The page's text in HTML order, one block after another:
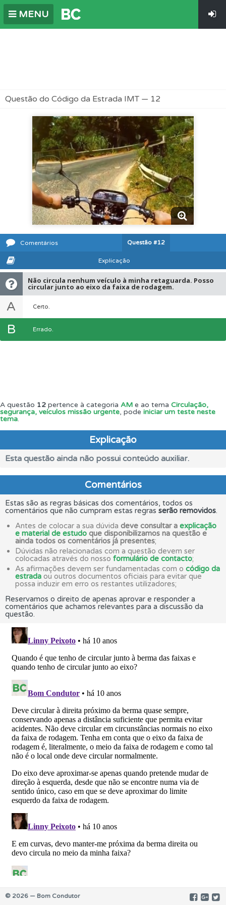
MENU
Questão do Código da Estrada IMT — 12
Comentários Questão #12
Explicação
Não circula nenhum veículo à minha retaguarda. Posso
circular junto ao eixo da faixa de rodagem.
A Certo.
B Errado.
A questão 12 pertence à categoria AM e ao tema Circulação,
segurança, veículos missão urgente, pode iniciar um teste neste
tema.
Explicação
Esta questão ainda não possui conteúdo auxiliar.
Comentários
Estas são as regras básicas dos comentários, todos os
comentários que não cumpram estas regras serão removidos.
Antes de colocar a sua dúvida deve consultar a explicação
e material de estudo que disponibilizamos na questão e
ainda todos os comentários já presentes;
Dúvidas não relacionadas com a questão devem ser
colocadas através do nosso formulário de contacto;
As afirmações devem ser fundamentadas com o código da
estrada ou outros documentos oficiais para evitar que
possa induzir em erro os restantes utilizadores;
Reservamos o direito de apenas aprovar e responder a
comentários que achamos relevantes para a discussão da
questão.
© 2026 — Bom Condutor